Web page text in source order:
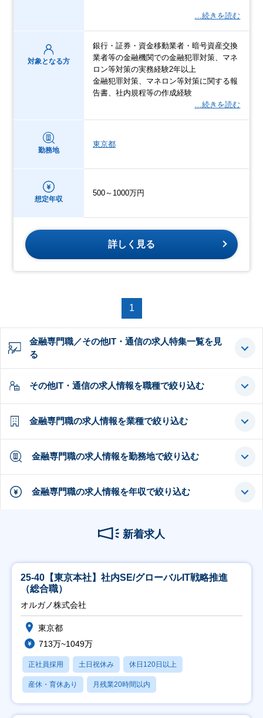
…続きを読む
対象となる方
銀行・証券・資金移動業者・暗号資産交換
業者等の金融機関での金融犯罪対策、マネ
ロン等対策の実務経験2年以上
金融犯罪対策、マネロン等対策に関する報
告書、社内規程等の作成経験
…続きを読む
勤務地
東京都
想定年収
500～1000万円
詳しく見る
1
金融専門職／その他IT・通信の求人特集一覧を見
る
その他IT・通信の求人情報を職種で絞り込む
金融専門職の求人情報を業種で絞り込む
金融専門職の求人情報を勤務地で絞り込む
金融専門職の求人情報を年収で絞り込む
新着求人
25-40【東京本社】社内SE/グローバルIT戦略推進
（総合職）
オルガノ株式会社
東京都
713万~1049万
正社員採用 土日祝休み 休日120日以上
産休・育休あり 月残業20時間以内